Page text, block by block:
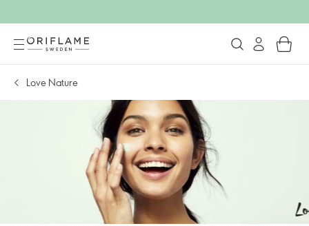
Love Nature